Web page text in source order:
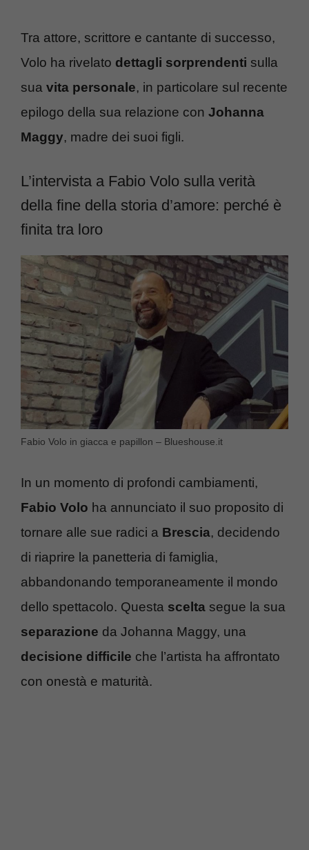
Tra attore, scrittore e cantante di successo,
Volo ha rivelato dettagli sorprendenti sulla
sua vita personale, in particolare sul recente
epilogo della sua relazione con Johanna
Maggy, madre dei suoi figli.
L’intervista a Fabio Volo sulla verità
della fine della storia d’amore: perché è
finita tra loro
Fabio Volo in giacca e papillon – Blueshouse.it
In un momento di profondi cambiamenti,
Fabio Volo ha annunciato il suo proposito di
tornare alle sue radici a Brescia, decidendo
di riaprire la panetteria di famiglia,
abbandonando temporaneamente il mondo
dello spettacolo. Questa scelta segue la sua
separazione da Johanna Maggy, una
decisione difficile che l’artista ha affrontato
con onestà e maturità.